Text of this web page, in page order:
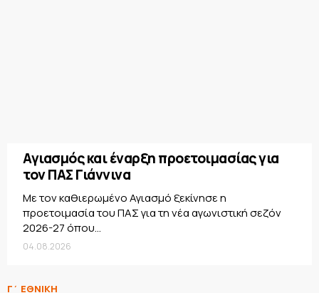
Αγιασμός και έναρξη προετοιμασίας για
τον ΠΑΣ Γιάννινα
Με τον καθιερωμένο Αγιασμό ξεκίνησε η
προετοιμασία του ΠΑΣ για τη νέα αγωνιστική σεζόν
2026-27 όπου...
04.08.2026
Γ΄ ΕΘΝΙΚΗ